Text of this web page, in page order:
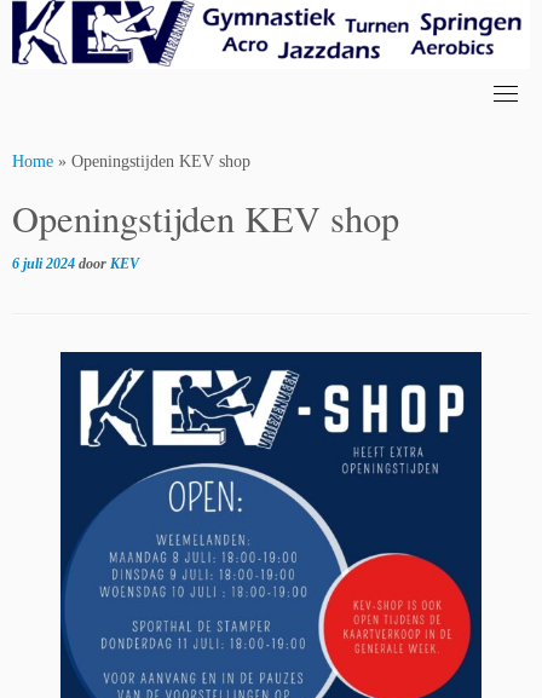
content
Home » Openingstijden KEV shop
Openingstijden KEV shop
6 juli 2024 door KEV